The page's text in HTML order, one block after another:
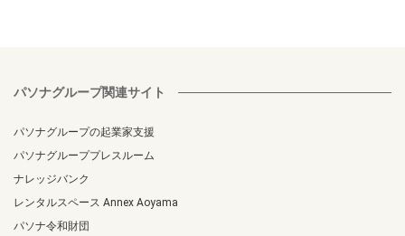
パソナグループ関連サイト
パソナグループの起業家支援
パソナグループプレスルーム
ナレッジバンク
レンタルスペース Annex Aoyama
パソナ令和財団